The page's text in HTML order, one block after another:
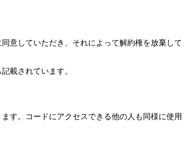
意していただき、それによって解約権を放棄して
載されています。
す。コードにアクセスできる他の人も同様に使用